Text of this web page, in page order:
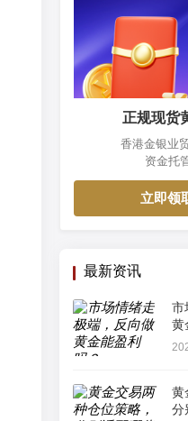
正规现货
香港金银业
资金托
立即领
最新资讯
市
黄
黄
分